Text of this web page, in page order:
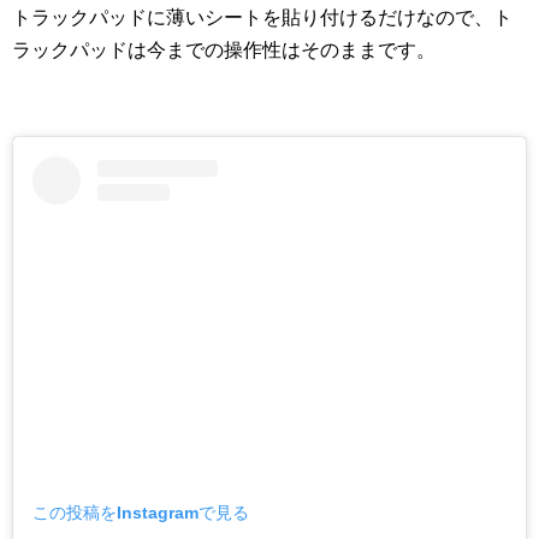
トラックパッドに薄いシートを貼り付けるだけなので、ト
ラックパッドは今までの操作性はそのままです。
この投稿をInstagramで見る